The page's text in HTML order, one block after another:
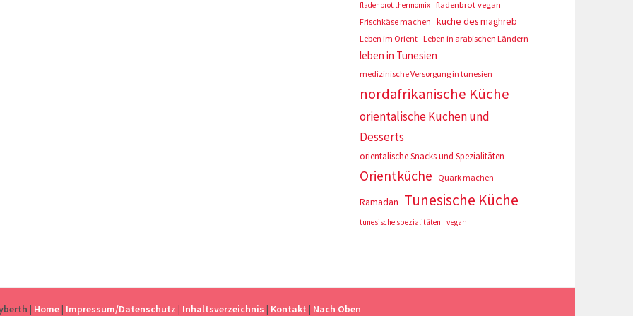
fladenbrot thermomix fladenbrot vegan
Frischkäse machen küche des maghreb
Leben im Orient Leben in arabischen Ländern
leben in Tunesien
medizinische Versorgung in tunesien
nordafrikanische Küche
orientalische Kuchen und
Desserts
orientalische Snacks und Spezialitäten
Orientküche Quark machen
Ramadan Tunesische Küche
tunesische spezialitäten vegan
| Home| Impressum/Datenschutz | Inhaltsverzeichnis | Kontakt | Nach Oben